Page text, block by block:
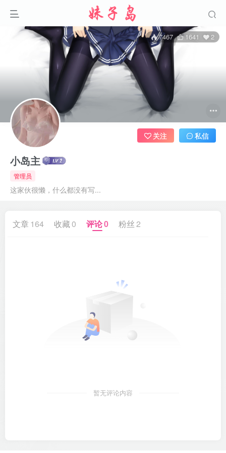
7467 1641 2
小岛主
管理员
这家伙很懒，什么都没有写...
关注 私信
文章164 收藏 0 评论0 粉丝 2
暂无评论内容